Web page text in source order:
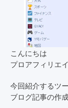
こんにちは
プロアフィリエ
今回紹介するツー
ブログ記事の作